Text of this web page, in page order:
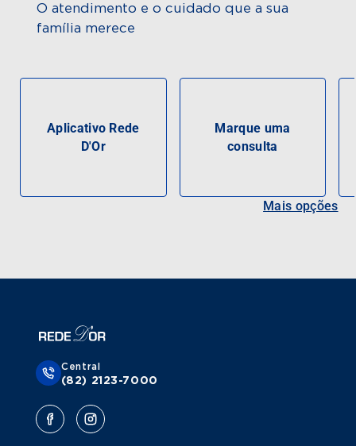
O atendimento e o cuidado que a sua
família merece
Aplicativo Rede
D'Or
Marque uma
consulta
Mais opções
Central
(82) 2123-7000